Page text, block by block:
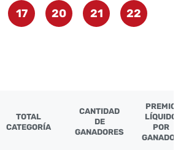
17 20 21 22
TOTAL
CATEGORÍA
CANTIDAD
DE
GANADORES
PREMIO
LÍQUIDO
POR
GANADOR